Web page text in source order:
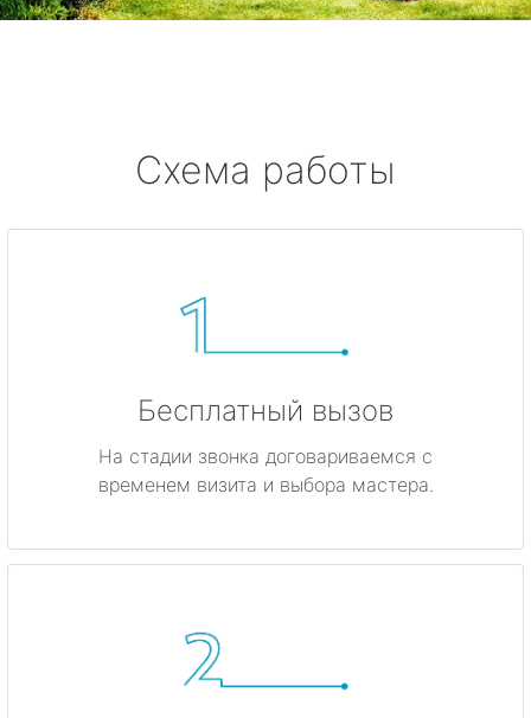
Схема работы
Бесплатный вызов
На стадии звонка договариваемся с
временем визита и выбора мастера.